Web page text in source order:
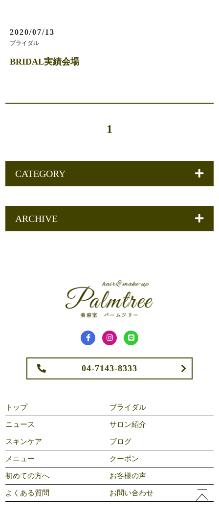
2020/07/13
ブライダル
BRIDAL実績会場
1
CATEGORY
ARCHIVE
04-7143-8333
トップ ブライダル
ニュース サロン紹介
スキンケア ブログ
メニュー クーポン
初めての方へ お客様の声
よくある質問 お問い合わせ